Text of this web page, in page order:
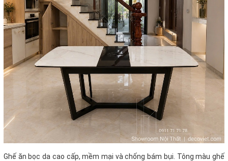
Ghế ăn bọc da cao cấp, mềm mại và chống bám bụi. Tông màu ghế